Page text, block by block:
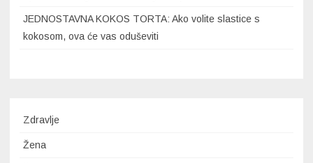
JEDNOSTAVNA KOKOS TORTA: Ako volite slastice s
kokosom, ova će vas oduševiti
Zdravlje
Žena